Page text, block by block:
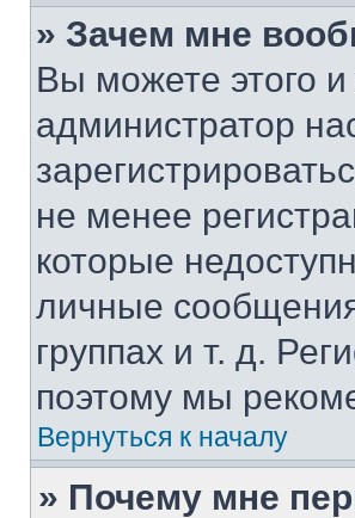
» Зачем мне
Вы можете этого и
администратор
не менее
которые
личные
группах и т. д.
поэтому мы
Вернуться к началу
» Почему мне